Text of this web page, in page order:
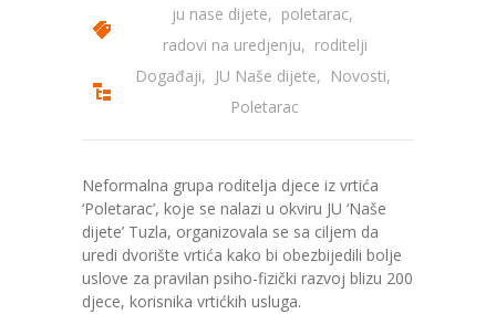
---- Zvončica
-- COVID-19 Procedure
-- Javne nabavke
---- Plan javnih nabavki
ju nase dijete, poletarac,
radovi na uredjenju, roditelji
Događaji, JU Naše dijete, Novosti,
Poletarac
Neformalna grupa roditelja djece iz vrtića
‘Poletarac’, koje se nalazi u okviru JU ‘Naše
dijete’ Tuzla, organizovala se sa ciljem da
uredi dvorište vrtića kako bi obezbijedili bolje
uslove za pravilan psiho-fizički razvoj blizu 200
djece, korisnika vrtićkih usluga.